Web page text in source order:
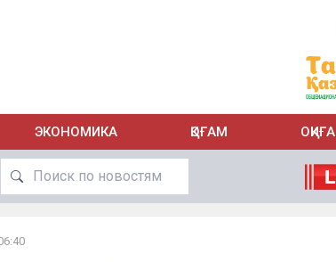
ЭКОНОМИКА ҚОҒАМ ОҚИҒА